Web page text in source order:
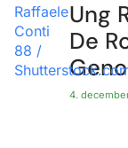
Ung
De
4.